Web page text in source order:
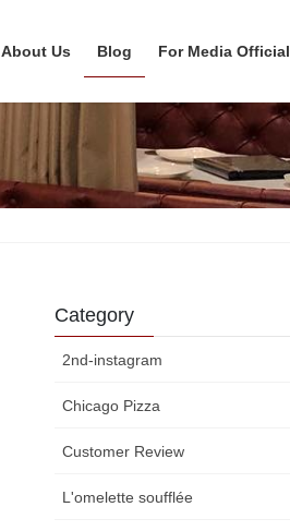
About Us Blog For Media Official
Category
2nd-instagram
Chicago Pizza
Customer Review
L'omelette soufflée